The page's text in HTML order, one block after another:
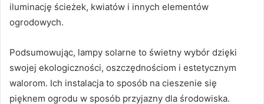
iluminację ścieżek, kwiatów i innych elementów
ogrodowych.
Podsumowując, lampy solarne to świetny wybór dzięki
swojej ekologiczności, oszczędnościom i estetycznym
walorom. Ich instalacja to sposób na cieszenie się
pięknem ogrodu w sposób przyjazny dla środowiska.